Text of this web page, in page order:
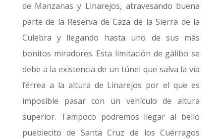
de Manzanas y Linarejos, atravesando buena
parte de la Reserva de Caza de la Sierra de la
Culebra y llegando hasta uno de sus más
bonitos miradores. Esta limitación de gálibo se
debe a la existencia de un túnel que salva la vía
férrea a la altura de Linarejos por el que es
imposible pasar con un vehículo de altura
superior. Tampoco podremos llegar al bello
pueblecito de Santa Cruz de los Cuérragos